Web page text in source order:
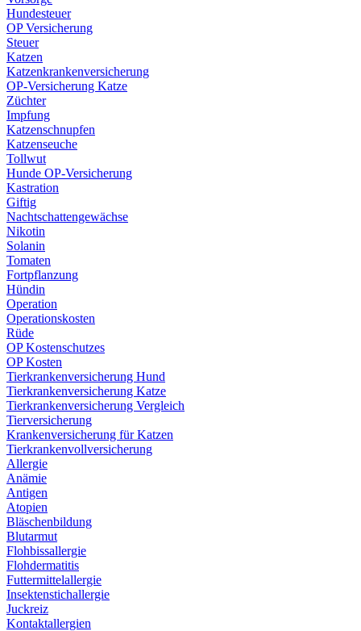
Hundesteuer
OP Versicherung
Steuer
Katzen
Katzenkrankenversicherung
OP-Versicherung Katze
Züchter
Impfung
Katzenschnupfen
Katzenseuche
Tollwut
Hunde OP-Versicherung
Kastration
Giftig
Nachtschattengewächse
Nikotin
Solanin
Tomaten
Fortpflanzung
Hündin
Operation
Operationskosten
Rüde
OP Kostenschutzes
OP Kosten
Tierkrankenversicherung Hund
Tierkrankenversicherung Katze
Tierkrankenversicherung Vergleich
Tierversicherung
Krankenversicherung für Katzen
Tierkrankenvollversicherung
Allergie
Anämie
Antigen
Atopien
Bläschenbildung
Blutarmut
Flohbissallergie
Flohdermatitis
Futtermittelallergie
Insektenstichallergie
Juckreiz
Kontaktallergien